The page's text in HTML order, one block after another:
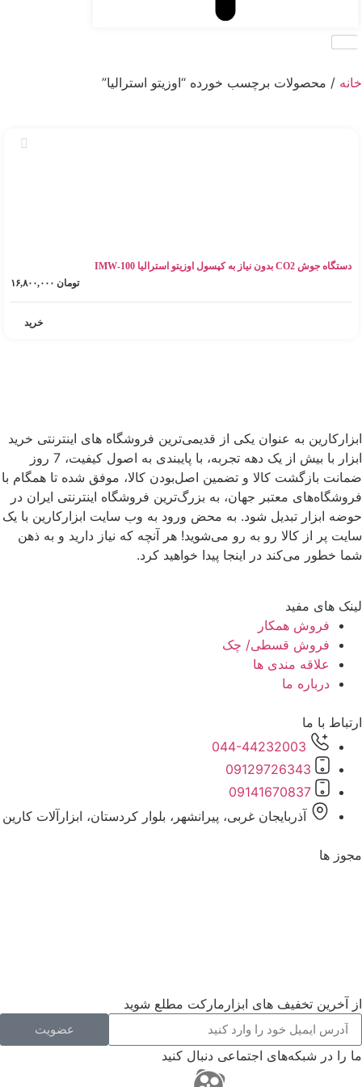
خانه / محصولات برچسب خورده “اوزیتو استرالیا”
دستگاه جوش CO2 بدون نیاز به کپسول اوزیتو استرالیا IMW-100
تومان
خرید
ابزارکارین به عنوان یکی از قدیمی‌ترین فروشگاه های اینترنتی خرید
ابزار با بیش از یک دهه تجربه، با پایبندی به اصول کیفیت، 7 روز
ضمانت بازگشت کالا و تضمین اصل‌بودن کالا، موفق شده تا همگام با
فروشگاه‌های معتبر جهان، به بزرگ‌ترین فروشگاه اینترنتی ایران در
حوضه ابزار تبدیل شود. به محض ورود به وب سایت ابزارکارین با یک
سایت پر از کالا رو به رو می‌شوید! هر آنچه که نیاز دارید و به ذهن
شما خطور می‌کند در اینجا پیدا خواهید کرد.
لینک های مفید
فروش همکار
فروش قسطی/ چک
علاقه مندی ها
درباره ما
ارتباط با ما
044-44232003
09129726343
09141670837
آذربایجان غربی، پیرانشهر، بلوار کردستان، ابزارآلات کارین
مجوز ها
از آخرین تخفیف های ابزارمارکت مطلع شوید
عضویت
ما را در شبکه‌های اجتماعی دنبال کنید